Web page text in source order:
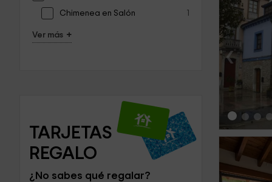
Chimenea en Salón 1
Ver más +
TARJETAS
REGALO
¿No sabes qué regalar?
‹